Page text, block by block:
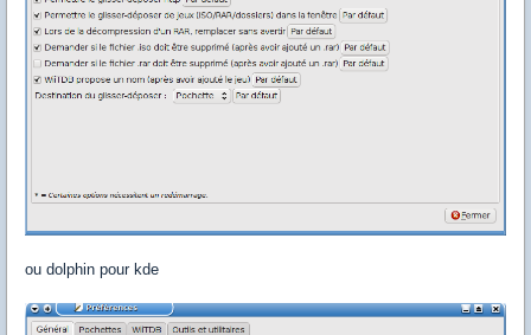
ou dolphin pour kde